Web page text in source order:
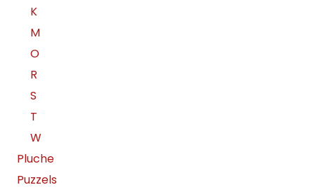
K
M
O
R
S
T
W
Pluche
Puzzels